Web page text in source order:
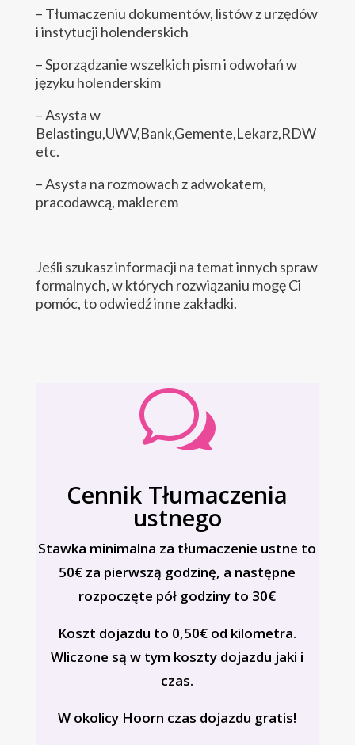
– Tłumaczeniu dokumentów, listów z urzędów
i instytucji holenderskich
– Sporządzanie wszelkich pism i odwołań w
języku holenderskim
– Asysta w
Belastingu,UWV,Bank,Gemente,Lekarz,RDW
etc.
– Asysta na rozmowach z adwokatem,
pracodawcą, maklerem
Jeśli szukasz informacji na temat innych spraw
formalnych, w których rozwiązaniu mogę Ci
pomóc, to odwiedź inne zakładki.
w
Cennik Tłumaczenia
ustnego
Stawka minimalna za tłumaczenie ustne to
50€ za pierwszą godzinę, a następne
rozpoczęte pół godziny to 30€
Koszt dojazdu to 0,50€ od kilometra.
Wliczone są w tym koszty dojazdu jaki i
czas.
W okolicy Hoorn czas dojazdu gratis!